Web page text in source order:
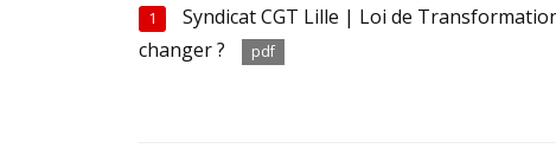
1
Syndicat CGT Lille | Loi de
changer ?
pdf